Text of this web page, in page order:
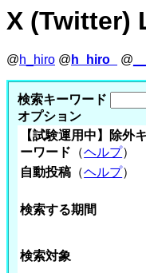
X (Twitter)
@h_hiro @ h_hiro_ @
検索キーワード
オプション
【試験運用中】除外キ
ーワード （ヘルプ）
自動投稿 （ヘルプ）
検索する期間
検索対象